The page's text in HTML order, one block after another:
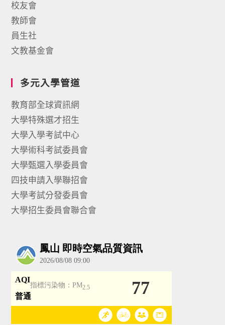
校友會
教師會
員生社
文教基金會
多元入學管道
教育部全球資訊網
大學特殊選才招生
大學入學考試中心
大學術科考試委員會
大學甄選入學委員會
四技申請入學聯招會
大學考試分發委員會
大學招生委員會聯合會